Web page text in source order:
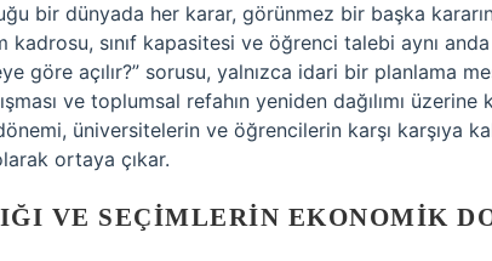
bir dünyada her karar, görünmez bir başka
kadrosu, sınıf kapasitesi ve öğrenci talebi aynı
göre açılır?” sorusu, yalnızca idari bir planlama
ve toplumsal refahın yeniden dağılımı
üniversitelerin ve öğrencilerin karşı karşıya
ortaya çıkar.
VE SEÇIMLERIN EKONOMIK